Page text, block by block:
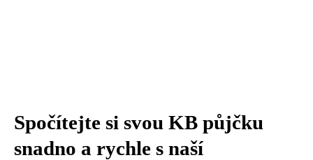
Spočítejte si svou KB půjčku
snadno a rychle s naší